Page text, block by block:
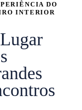
DO
INTERIOR